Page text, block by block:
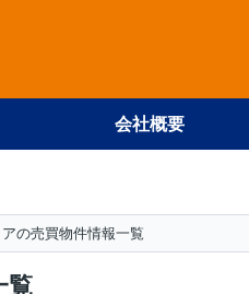
会社概要
の売買物件情報一覧
覧